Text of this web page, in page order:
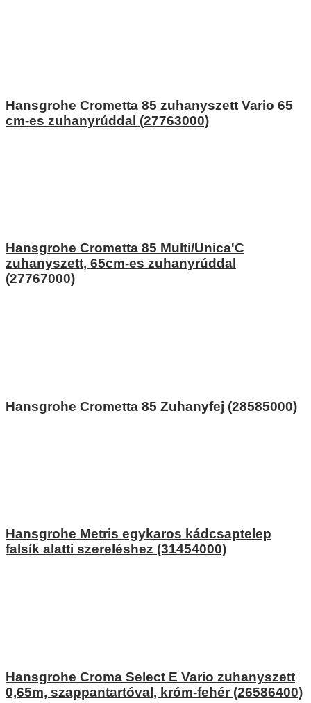
Hansgrohe Crometta 85 zuhanyszett Vario 65
cm-es zuhanyrúddal (27763000)
Hansgrohe Crometta 85 Multi/Unica'C
zuhanyszett, 65cm-es zuhanyrúddal
(27767000)
Hansgrohe Crometta 85 Zuhanyfej (28585000)
Hansgrohe Metris egykaros kádcsaptelep
falsík alatti szereléshez (31454000)
Hansgrohe Croma Select E Vario zuhanyszett
0,65m, szappantartóval, króm-fehér (26586400)